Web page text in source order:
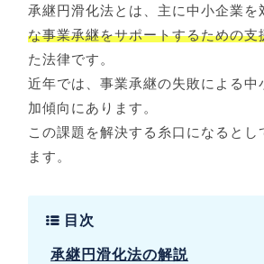
承継円滑化法とは、主に中小企業を
な事業承継をサポートするための支
た法律です。
近年では、事業承継の失敗による中
加傾向にあります。
この課題を解決する糸口になるとし
ます。
目次
承継円滑化法の解説